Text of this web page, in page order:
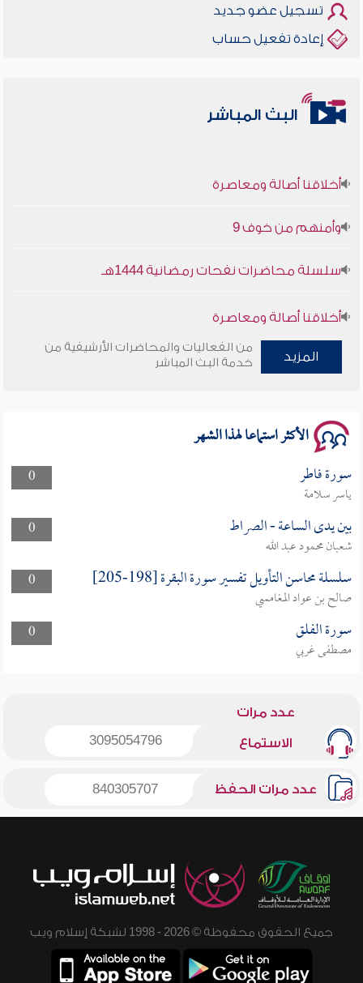
تسجيل عضو جديد
إعادة تفعيل حساب
البث المباشر
أخلاقنا أصالة ومعاصرة
وأمنهم من خوف 9
سلسلة محاضرات نفحات رمضانية 1444هـ
أخلاقنا أصالة ومعاصرة
وأمنهم من خوف 9
المزيد
من الفعاليات والمحاضرات الأرشيفية من
خدمة البث المباشر
الأكثر استماعا لهذا الشهر
0 سورة فاطر
ياسر سلامة
0
بين يدى الساعة - الصراط
شعبان محمود عبد الله
0
سلسلة محاسن التأويل تفسير سورة البقرة [198-205]
صالح بن عواد المغامسي
0
سورة الفلق
مصطفى غربي
عدد مرات
الاستماع 3095054796
عدد مرات الحفظ 840305707
جميع الحقوق محفوظة © 2026 - 1998 لشبكة إسلام ويب